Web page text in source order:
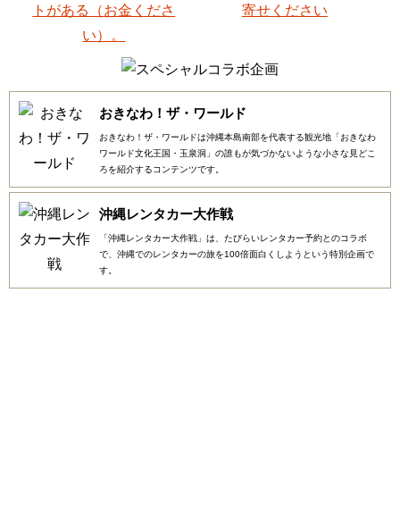
おきなわ！ザ・ワールド
おきなわ！ザ・ワールドは沖縄本島南部を代表する観光地「おきなわ
ワールド文化王国・玉泉洞」の誰もが気づかないような小さな見どこ
ろを紹介するコンテンツです。
沖縄レンタカー大作戦
「沖縄レンタカー大作戦」は、たびらいレンタカー予約とのコラボ
で、沖縄でのレンタカーの旅を100倍面白くしようという特別企画で
す。